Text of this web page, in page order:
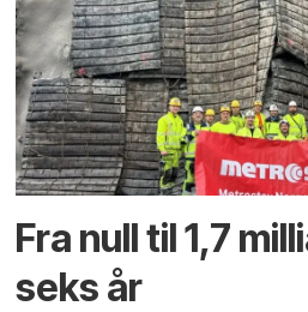
Fra null til 1,7
seks år